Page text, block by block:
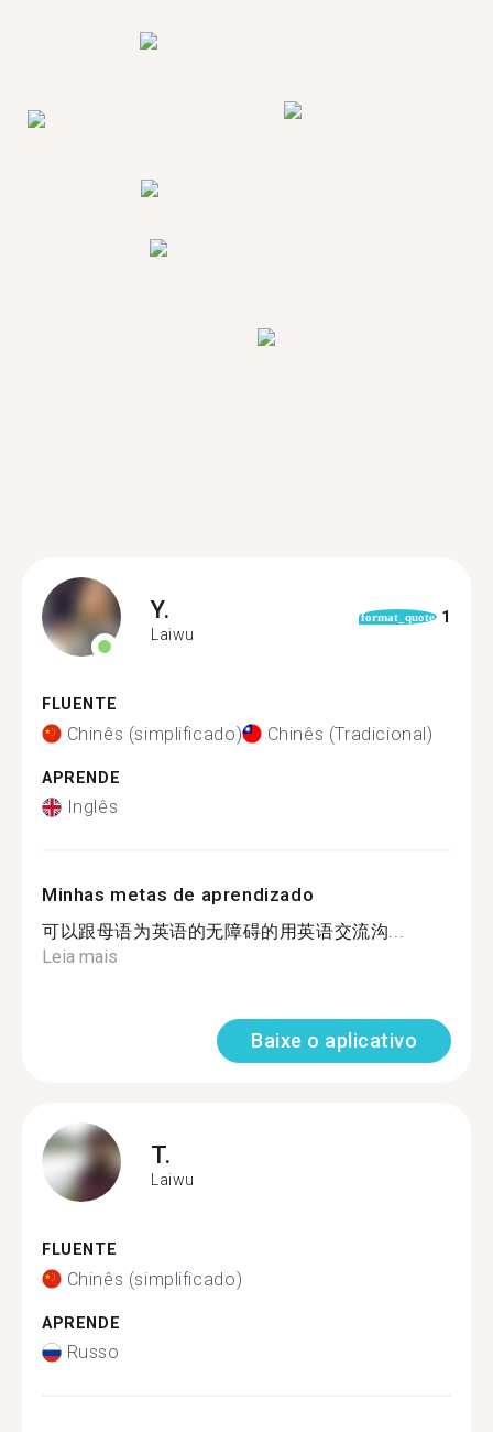
Y.
Laiwu
format_quote 1
FLUENTE
Chinês (simplificado) Chinês (Tradicional)
APRENDE
Inglês
Minhas metas de aprendizado
可以跟母语为英语的无障碍的用英语交流沟...
Leia mais
Baixe o aplicativo
T.
Laiwu
FLUENTE
Chinês (simplificado)
APRENDE
Russo